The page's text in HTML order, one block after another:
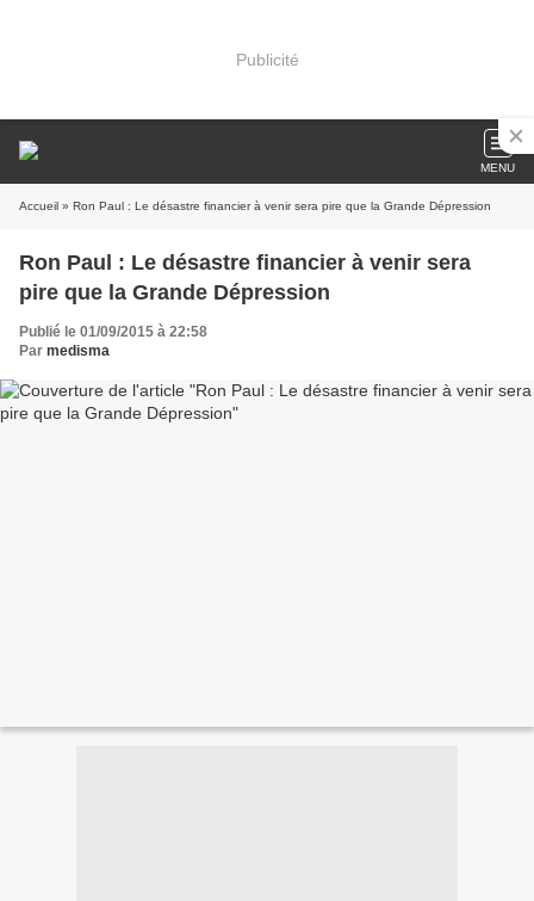
Publicité
MENU
Accueil » Ron Paul : Le désastre financier à venir sera pire que la Grande Dépression
Ron Paul : Le désastre financier à venir sera
pire que la Grande Dépression
Publié le 01/09/2015 à 22:58
Par medisma